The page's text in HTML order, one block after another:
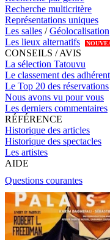
Recherche multicritère
Représentations uniques
Les salles /Géolocalisation
Les lieux alternatifs
CONSEILS / AVIS
La sélection Tatouvu
Le classement des
Le Top 20 des réservations
Nous avons vu pour vous
Les derniers commentaires
RÉFÉRENCE
Historique des articles
Historique des spectacles
Les artistes
AIDE
Questions courantes